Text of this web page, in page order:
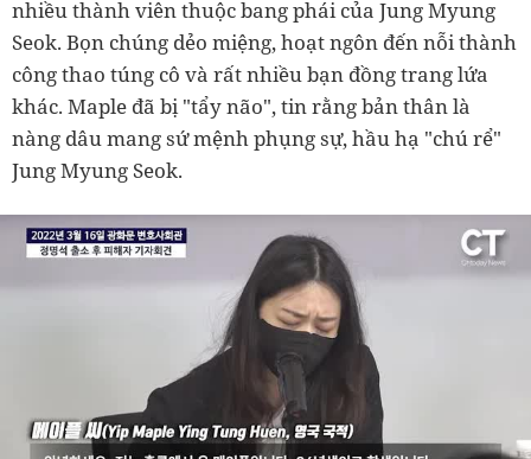
nhiều thành viên thuộc bang phái của Jung Myung
Seok. Bọn chúng dẻo miệng, hoạt ngôn đến nỗi thành
công thao túng cô và rất nhiều bạn đồng trang lứa
khác. Maple đã bị "tẩy não", tin rằng bản thân là
nàng dâu mang sứ mệnh phụng sự, hầu hạ "chú rể"
Jung Myung Seok.